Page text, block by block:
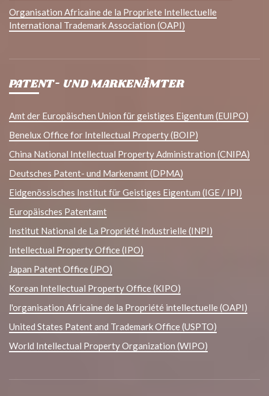
Organisation Africaine de la Propriete Intellectuelle
International Trademark Association (OAPI)
PATENT- UND MARKENÄMTER
Amt der Europäischen Union für geistiges Eigentum (EUIPO)
Benelux Office for Intellectual Property (BOIP)
China National Intellectual Property Administration (CNIPA)
Deutsches Patent- und Markenamt (DPMA)
Eidgenössisches Institut für Geistiges Eigentum (IGE / IPI)
Europäisches Patentamt
Institut National de La Propriété Industrielle (INPI)
Intellectual Property Office (IPO)
Japan Patent Office (JPO)
Korean Intellectual Property Office (KIPO)
l'organisation Africaine de la Propriété intellectuelle (OAPI)
United States Patent and Trademark Office (USPTO)
World Intellectual Property Organization (WIPO)